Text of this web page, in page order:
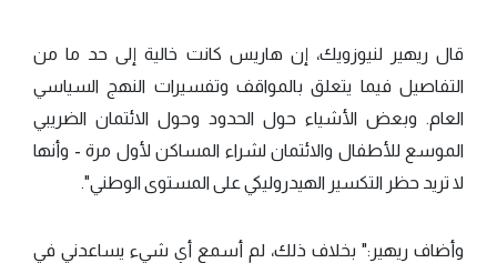
قال ريهير لنيوزويك، إن هاريس كانت خالية إلى حد ما من
التفاصيل فيما يتعلق بالمواقف وتفسيرات النهج السياسي
العام. وبعض الأشياء حول الحدود وحول الائتمان الضريبي
الموسع للأطفال والائتمان لشراء المساكن لأول مرة - وأنها
لا تريد حظر التكسير الهيدروليكي على المستوى الوطني".
وأضاف ريهير:" بخلاف ذلك، لم أسمع أي شيء يساعدني في